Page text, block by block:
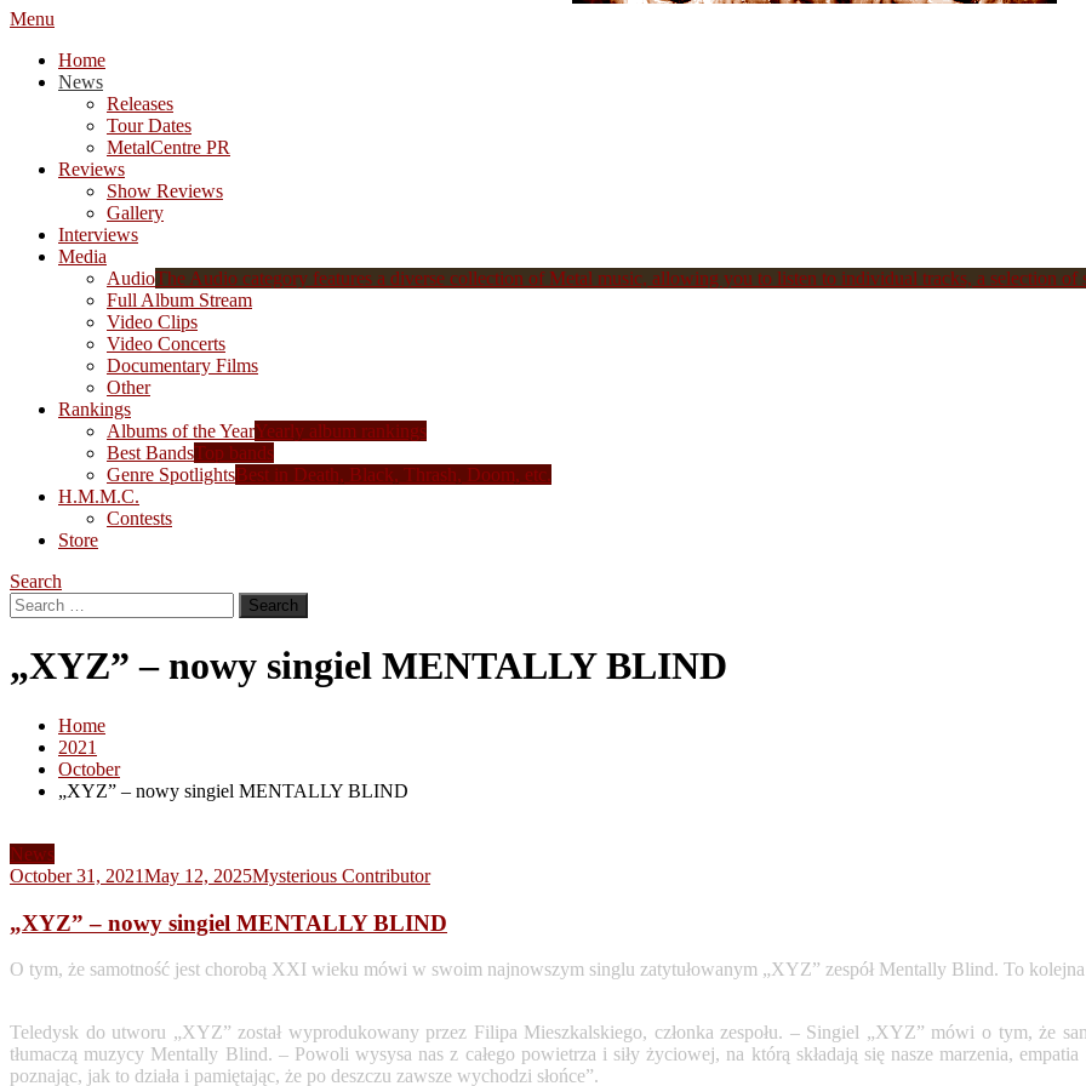
Menu
Home
News
Releases
Tour Dates
MetalCentre PR
Reviews
Show Reviews
Gallery
Interviews
Media
AudioThe Audio category features a diverse collection of Metal music, allowing you to listen to individual tracks, a selection of
Full Album Stream
Video Clips
Video Concerts
Documentary Films
Other
Rankings
Albums of the YearYearly album rankings
Best BandsTop bands
Genre SpotlightsBest in Death, Black, Thrash, Doom, etc.
H.M.M.C.
Contests
Store
Search
Search
for:
„XYZ” – nowy singiel MENTALLY BLIND
Home
2021
October
„XYZ” – nowy singiel MENTALLY BLIND
News
October 31, 2021May 12, 2025Mysterious Contributor
„XYZ” – nowy singiel MENTALLY BLIND
O tym, że samotność jest chorobą XXI wieku mówi w swoim najnowszym singlu zatytułowanym „XYZ” zespół Mentally Blind. To kolejna
Teledysk do utworu „XYZ” został wyprodukowany przez Filipa Mieszkalskiego, członka zespołu. – Singiel „XYZ” mówi o tym, że
tłumaczą muzycy Mentally Blind. – Powoli wysysa nas z całego powietrza i siły życiowej, na którą składają się nasze marzenia,
poznając, jak to działa i pamiętając, że po deszczu zawsze wychodzi słońce”.